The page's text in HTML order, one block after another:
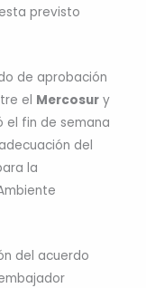
previsto
de aprobación
el Mercosur y
el fin de semana
del
la
del acuerdo